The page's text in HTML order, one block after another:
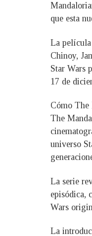
que esta
La
Chinoy,
Star Wars
17 de
Cómo The
The
universo
La serie
episódica,
Wars
La